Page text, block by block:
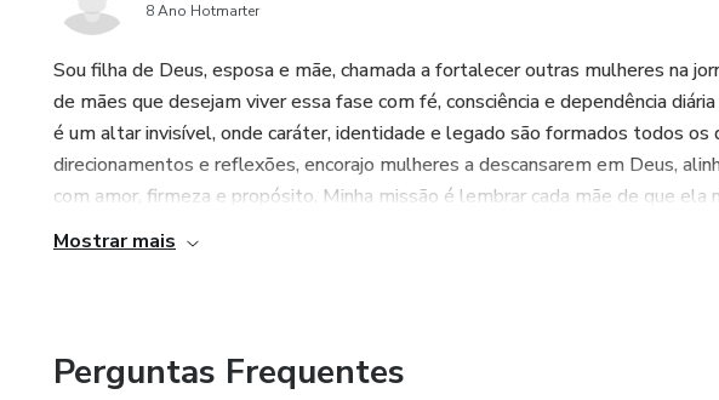
8 Ano Hotmarter
Sou filha de Deus, esposa e mãe, chamada a fortalecer outras mulheres na
de mães que desejam viver essa fase com fé, consciência e dependência
é um altar invisível, onde caráter, identidade e legado são formados todos os
direcionamentos e reflexões, encorajo mulheres a descansarem em Deus,
com amor, firmeza e propósito. Minha missão é lembrar cada mãe de que ela
Mostrar mais
Perguntas Frequentes